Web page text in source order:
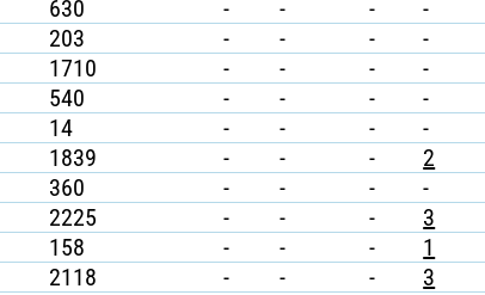
630 - - - -
203 - - - -
1710 - - - -
540 - - - -
14 - - - -
1839 - - - 2
360 - - - -
2225 - - - 3
158 - - - 1
2118 - - - 3